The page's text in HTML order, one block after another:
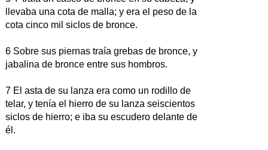
llevaba una cota de malla; y era el peso de la
cota cinco mil siclos de bronce.
6 Sobre sus piernas traía grebas de bronce, y
jabalina de bronce entre sus hombros.
7 El asta de su lanza era como un rodillo de
telar, y tenía el hierro de su lanza seiscientos
siclos de hierro; e iba su escudero delante de
él.